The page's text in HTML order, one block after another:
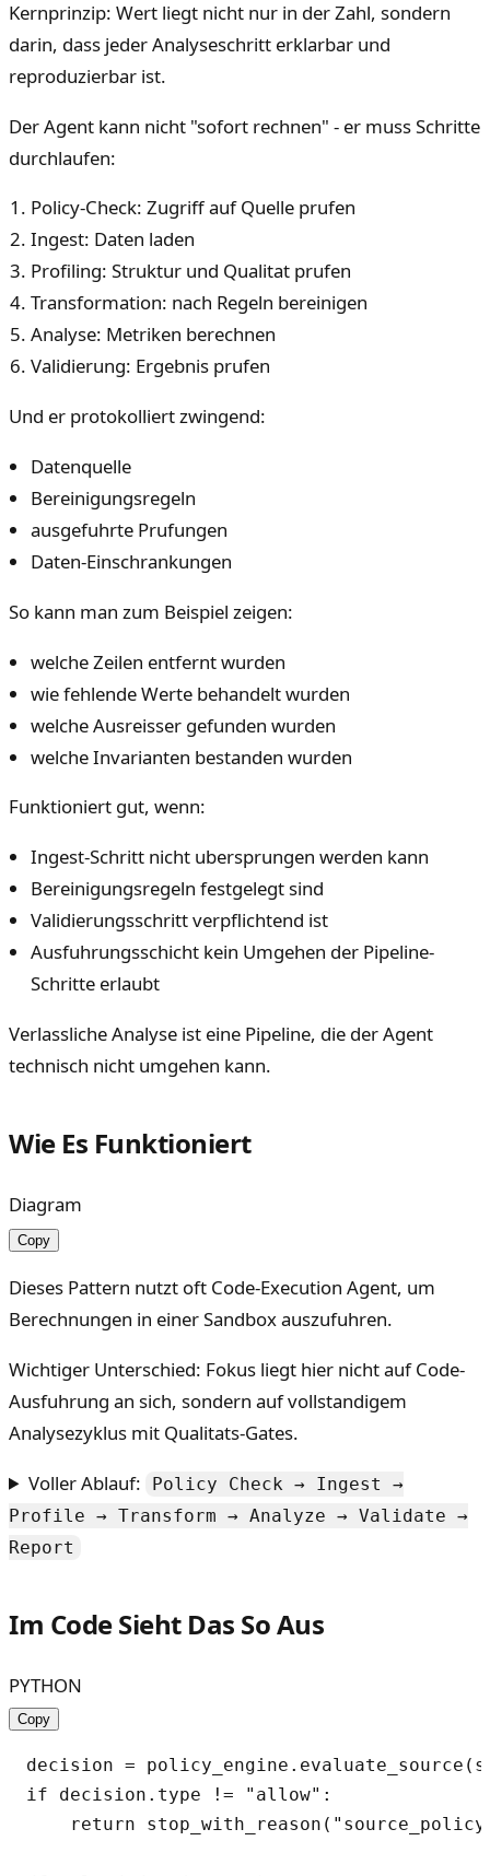
Kernprinzip: Wert liegt nicht nur in der Zahl, sondern
darin, dass jeder Analyseschritt erklarbar und
reproduzierbar ist.
Der Agent kann nicht "sofort rechnen" - er muss Schritte
durchlaufen:
Policy-Check: Zugriff auf Quelle prufen
Ingest: Daten laden
Profiling: Struktur und Qualitat prufen
Transformation: nach Regeln bereinigen
Analyse: Metriken berechnen
Validierung: Ergebnis prufen
Und er protokolliert zwingend:
Datenquelle
Bereinigungsregeln
ausgefuhrte Prufungen
Daten-Einschrankungen
So kann man zum Beispiel zeigen:
welche Zeilen entfernt wurden
wie fehlende Werte behandelt wurden
welche Ausreisser gefunden wurden
welche Invarianten bestanden wurden
Funktioniert gut, wenn:
Ingest-Schritt nicht ubersprungen werden kann
Bereinigungsregeln festgelegt sind
Validierungsschritt verpflichtend ist
Ausfuhrungsschicht kein Umgehen der Pipeline-
Schritte erlaubt
Verlassliche Analyse ist eine Pipeline, die der Agent
technisch nicht umgehen kann.
Wie Es Funktioniert
Diagram
Copy
Dieses Pattern nutzt oft Code-Execution Agent, um
Berechnungen in einer Sandbox auszufuhren.
Wichtiger Unterschied: Fokus liegt hier nicht auf Code-
Ausfuhrung an sich, sondern auf vollstandigem
Analysezyklus mit Qualitats-Gates.
Voller Ablauf:
Policy Check → Ingest →
Profile → Transform → Analyze → Validate →
Report
Im Code Sieht Das So Aus
PYTHON
Copy
decision =
if decision.type != "allow":
return